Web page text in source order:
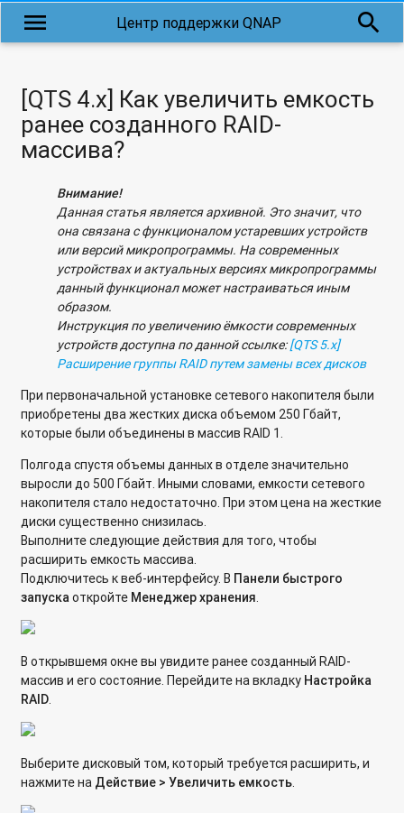
menu Центр поддержки QNAP search
[QTS 4.x] Как увеличить емкость
ранее созданного RAID-
массива?
Внимание!
Данная статья является архивной. Это значит, что
она связана с функционалом устаревших устройств
или версий микропрограммы. На современных
устройствах и актуальных версиях микропрограммы
данный функционал может настраиваться иным
образом.
Инструкция по увеличению ёмкости современных
устройств доступна по данной ссылке:[QTS 5.x]
Расширение группы RAID путем замены всех дисков
При первоначальной установке сетевого накопителя были
приобретены два жестких диска объемом 250 Гбайт,
которые были объединены в массив RAID 1.
Полгода спустя объемы данных в отделе значительно
выросли до 500 Гбайт. Иными словами, емкости сетевого
накопителя стало недостаточно. При этом цена на жесткие
диски существенно снизилась.
Выполните следующие действия для того, чтобы
расширить емкость массива.
Подключитесь к веб-интерфейсу. В Панели быстрого
запускаоткройте Менеджер хранения.
В открывшемя окне вы увидите ранее созданный RAID-
массив и его состояние. Перейдите на вкладку Настройка
RAID.
Выберите дисковый том, который требуется расширить, и
нажмите на Действие > Увеличить емкость.